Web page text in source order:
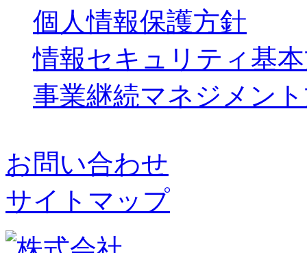
個人情報保護方針
情報セキュリティ基
事業継続マネジメン
お問い合わせ
サイトマップ